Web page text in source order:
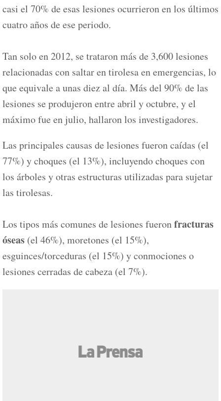
casi el 70% de esas lesiones ocurrieron en los últimos
cuatro años de ese periodo.
Tan solo en 2012, se trataron más de 3,600 lesiones
relacionadas con saltar en tirolesa en emergencias, lo
que equivale a unas diez al día. Más del 90% de las
lesiones se produjeron entre abril y octubre, y el
máximo fue en julio, hallaron los investigadores.
Las principales causas de lesiones fueron caídas (el
77%) y choques (el 13%), incluyendo choques con
los árboles y otras estructuras utilizadas para sujetar
las tirolesas.
Los tipos más comunes de lesiones fueronfracturas
óseas (el 46%), moretones (el 15%),
esguinces/torceduras (el 15%) y conmociones o
lesiones cerradas de cabeza (el 7%).